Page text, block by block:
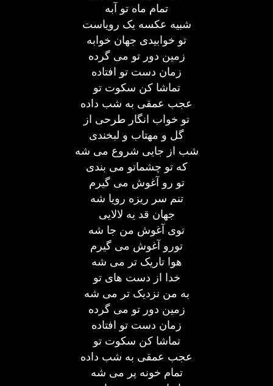
تمام ماه تو آبه
شبیه عکسه یک رویاست
تو خوابیدی جهان خوابه
زمین دور تو می گرده
زمان دست تو افتاده
تماشا کن سکوت تو
عجب عمقی به شب داده
تو خواب انگار طرحی از
گل و مهتاب و لبخندی
شب از جایی شروع می شه
که تو چشماتو می بندی
تو رو آغوش می گیرم
تنم سر ریزه رویا شه
جهان قد یه لالایی
توی آغوش من جا شه
تورو آغوش می گیرم
هوا تاریک تر می شه
خدا از دست های تو
به من نزدیک تر می شه
زمین دور تو می گرده
زمان دست تو افتاده
تماشا کن سکوت تو
عجب عمقی به شب داده
تمام خونه پر می شه